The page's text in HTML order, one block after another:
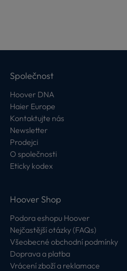
Společnost
Hoover DNA
Haier Europe
Kontaktujte nás
Newsletter
Prodejci
O společnosti
Eticky kodex
Hoover Shop
Podora eshopu Hoover
Nejčastější otázky (FAQs)
Všeobecné obchodní podmínky
Doprava a platba
Vrácení zboží a reklamace